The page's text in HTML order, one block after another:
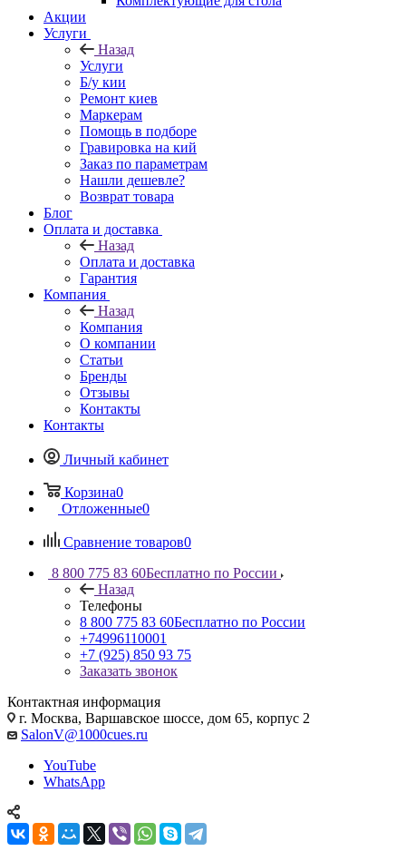
Акции
Услуги
Назад
Услуги
Б/у кии
Ремонт киев
Маркерам
Помощь в подборе
Гравировка на кий
Заказ по параметрам
Нашли дешевле?
Возврат товара
Блог
Оплата и доставка
Назад
Оплата и доставка
Гарантия
Компания
Назад
Компания
О компании
Статьи
Бренды
Отзывы
Контакты
Контакты
Личный кабинет
Корзина0
Отложенные0
Сравнение товаров0
8 800 775 83 60Бесплатно по России
Назад
Телефоны
8 800 775 83 60Бесплатно по России
+74996110001
+7 (925) 850 93 75
Заказать звонок
Контактная информация
г. Москва, Варшавское шоссе, дом 65, корпус 2
SalonV@1000cues.ru
YouTube
WhatsApp